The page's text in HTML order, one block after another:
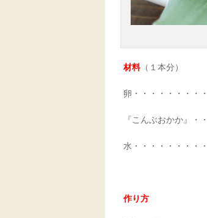
材料（１本分）
卵・・・・・・・・
『こんぶおかか』・
水・・・・・・・・
作り方